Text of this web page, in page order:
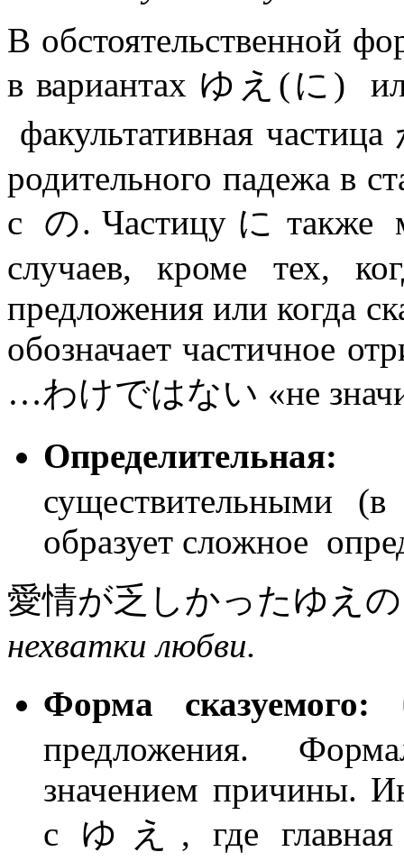
В обстоятельственной
в вариантах ゆえ(に)
факультативная
родительного падежа в
с の. Частицу に также
случаев, кроме тех,
предложения или когда
обозначает частичное
…わけではない «не
существительными
образует сложное
愛情が乏しかったゆえ
нехватки любви.
Форма сказуемого:
предложения.
значением причины.
с ゆえ, где главная